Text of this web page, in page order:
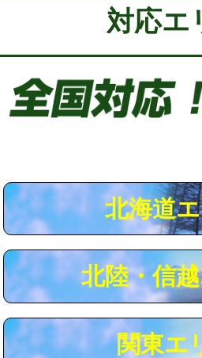
給水管工事※（土の掘削・埋め戻し
給水管工事※（塩ビ管（VP・HI）使
用/3ｍまで)
給水管工事※（ライニング鋼管・銅
管・ポリ管・HT管使用/3ｍまで)
給水管工事※（ライニング鋼管・銅
マス交換（土の掘削・埋め戻し作業
マス交換（深さ50㎝以上）
対応エ
北海道
北陸・信
関東エ